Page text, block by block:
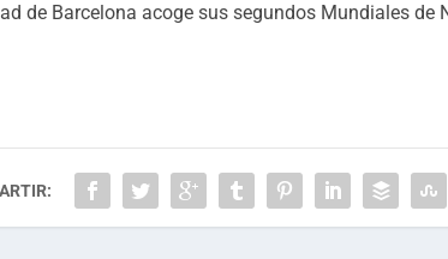
de Barcelona acoge sus segundos Mundiales de